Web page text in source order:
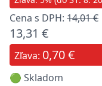
Cena s DPH: 14,01 €
13,31 €
Zľava: 0,70 €
🟢 Skladom